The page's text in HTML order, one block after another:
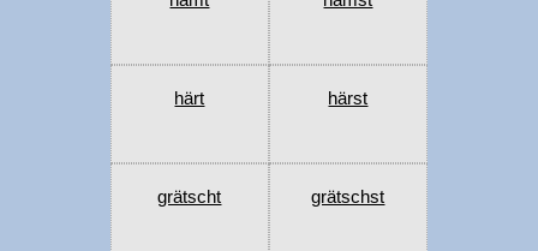
härt härst
grätscht grätschst